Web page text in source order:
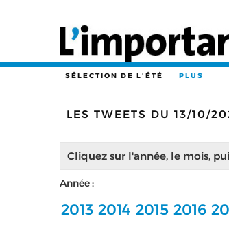
SÉLECTION DE L'ÉTÉ PLUS
LES TWEETS DU 13/10/
Cliquez sur l'année, le mois,
Année :
2013 2014 2015 2016